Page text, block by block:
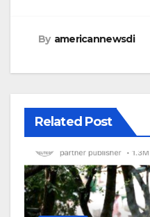
By americannewsdi
Related Post